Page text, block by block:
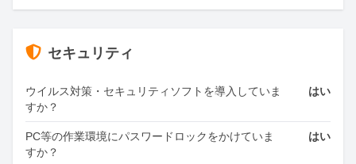
セキュリティ
ウイルス対策・セキュリティソフトを導入していま
すか？
はい
PC等の作業環境にパスワードロックをかけていま
すか？
はい